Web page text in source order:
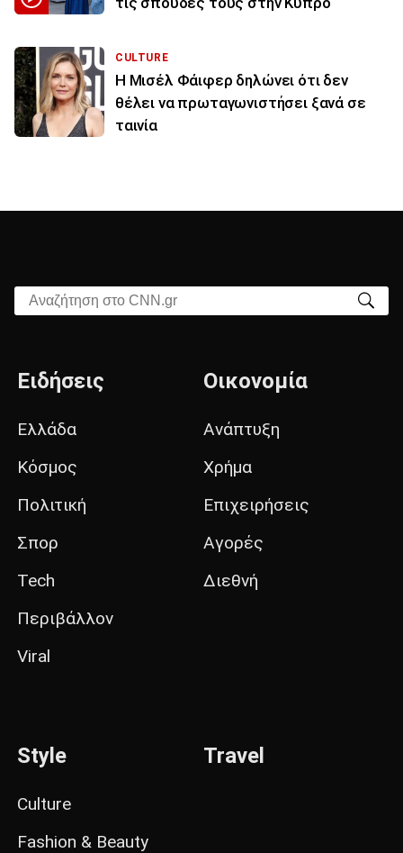
CULTURE
Η Μισέλ Φάιφερ δηλώνει ότι δεν
θέλει να πρωταγωνιστήσει ξανά σε
ταινία
Αναζήτηση στο CNN.gr
Ειδήσεις
Ελλάδα
Κόσμος
Πολιτική
Σπορ
Tech
Περιβάλλον
Viral
Οικονομία
Ανάπτυξη
Χρήμα
Επιχειρήσεις
Αγορές
Διεθνή
Style
Culture
Fashion & Beauty
Travel